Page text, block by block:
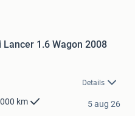
Lancer 1.6 Wagon 2008
Details
km 5 aug 26